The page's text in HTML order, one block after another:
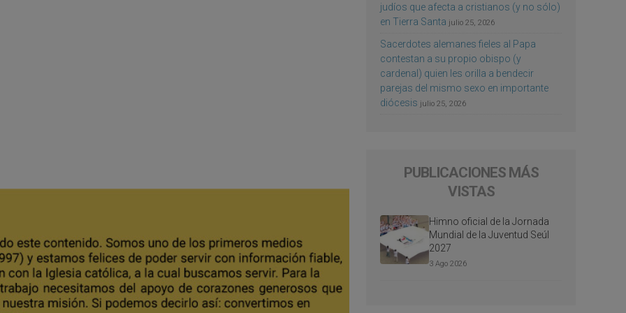
judíos que afecta a cristianos (y no sólo)
en Tierra Santa julio 25, 2026
Sacerdotes alemanes fieles al Papa
contestan a su propio obispo (y
cardenal) quien les orilla a bendecir
parejas del mismo sexo en importante
diócesis julio 25, 2026
PUBLICACIONES MÁS
VISTAS
Himno oficial de la Jornada
Mundial de la Juventud Seúl
2027
3 Ago 2026